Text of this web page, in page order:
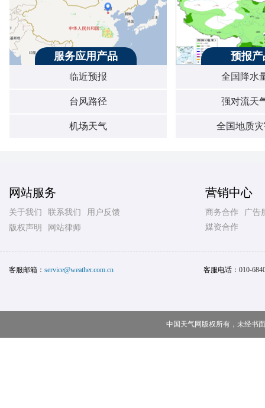
服务应用产品
临近预报
台风路径
机场天气
预报产
全国降水
强对流天
全国地质
网站服务
关于我们 联系我们
用户反馈
版权声明
网站律师
营销中心
商务合作
广告
媒资合作
客服邮箱： service@weather.com.cn 客服电话： 010-
中国天气网版权所有，未经